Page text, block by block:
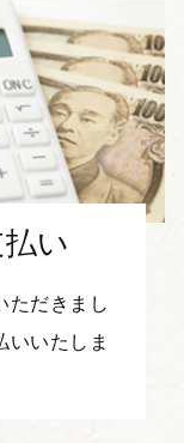
い
ただきまし
いいたしま